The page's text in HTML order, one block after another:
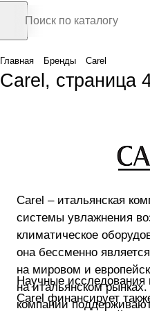
Главная Бренды Carel
Carel, страница
Carel – итальянская
системы увлажнения
климатическое
она бессменно
на мировом и
на итальянском
компании
Научные исследования
Carel финансирует